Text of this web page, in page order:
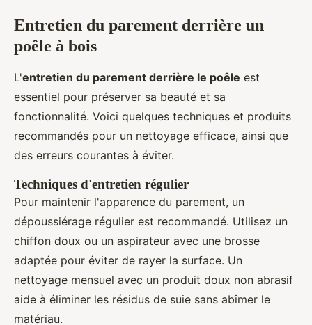
Entretien du parement derrière un
poêle à bois
L'entretien du parement derrière le poêle est
essentiel pour préserver sa beauté et sa
fonctionnalité. Voici quelques techniques et produits
recommandés pour un nettoyage efficace, ainsi que
des erreurs courantes à éviter.
Techniques d'entretien régulier
Pour maintenir l'apparence du parement, un
dépoussiérage régulier est recommandé. Utilisez un
chiffon doux ou un aspirateur avec une brosse
adaptée pour éviter de rayer la surface. Un
nettoyage mensuel avec un produit doux non abrasif
aide à éliminer les résidus de suie sans abîmer le
matériau.